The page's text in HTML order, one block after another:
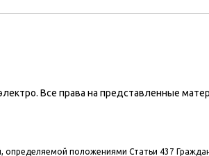
Все права на представленные
определяемой положениями Статьи 437